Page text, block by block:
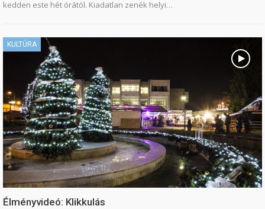
kedden este hét órától. Kiadatlan zenék helyi…
KULTÚRA
Élményvideó: Klikkulás